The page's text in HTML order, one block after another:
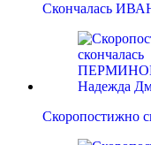
Скончалась
Скоропостижно